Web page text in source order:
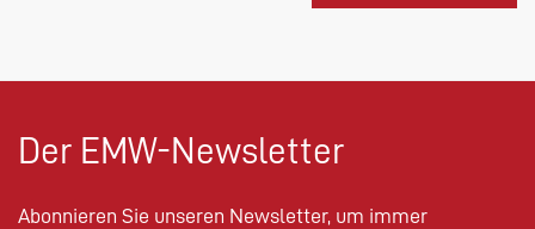
Der EMW-Newsletter
Abonnieren Sie unseren Newsletter, um immer